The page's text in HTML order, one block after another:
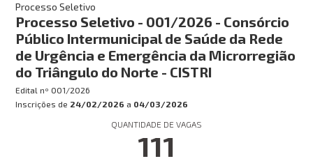
Processo Seletivo
Processo Seletivo - 001/2026 - Consórcio
Público Intermunicipal de Saúde da Rede
de Urgência e Emergência da Microrregião
do Triângulo do Norte - CISTRI
Edital nº 001/2026
Inscrições de 24/02/2026 a 04/03/2026
QUANTIDADE DE VAGAS
111